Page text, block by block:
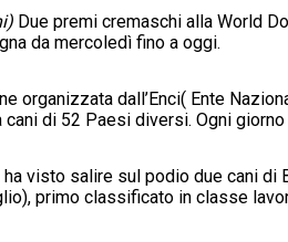
Due premi cremaschi alla World
da mercoledì fino a oggi.
organizzata dall’Enci( Ente
di 52 Paesi diversi. Ogni
visto salire sul podio due cani di
primo classificato in classe